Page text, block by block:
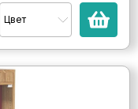
Цвет